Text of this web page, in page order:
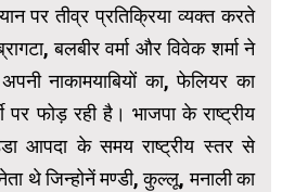
पर तीव्र प्रतिक्रिया व्यक्त करते
बलबीर वर्मा और विवेक शर्मा ने
नाकामयाबियों का, फेलियर का
पर फोड़ रही है। भाजपा के राष्ट्रीय
आपदा के समय राष्ट्रीय स्तर से
थे जिन्होनें मण्डी, कुल्लू, मनाली का